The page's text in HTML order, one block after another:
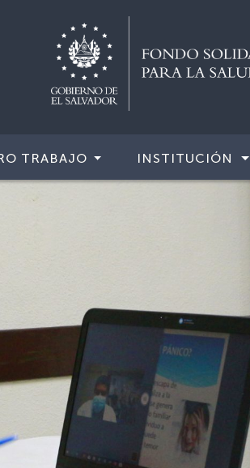
TRABAJO INSTITUCIÓN